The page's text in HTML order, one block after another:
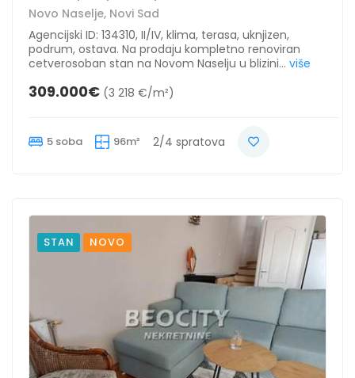
Novo Naselje, Novi Sad
Agencijski ID: 134310, II/IV, klima, terasa, uknjizen,
podrum, ostava. Na prodaju kompletno renoviran
cetverosoban stan na Novom Naselju u blizini... više
309.000€ (3 218 €/m²)
5 soba 96m² 2/4 spratova
STAN NOVO